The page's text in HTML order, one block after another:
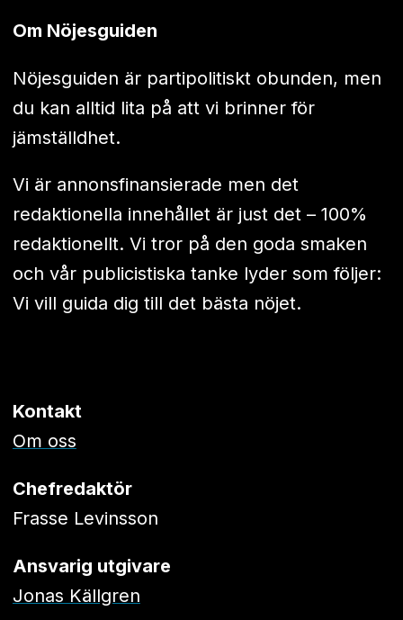
Om Nöjesguiden
Nöjesguiden är partipolitiskt obunden, men
du kan alltid lita på att vi brinner för
jämställdhet.
Vi är annonsfinansierade men det
redaktionella innehållet är just det – 100%
redaktionellt. Vi tror på den goda smaken
och vår publicistiska tanke lyder som följer:
Vi vill guida dig till det bästa nöjet.
Kontakt
Om oss
Chefredaktör
Frasse Levinsson
Ansvarig utgivare
Jonas Källgren